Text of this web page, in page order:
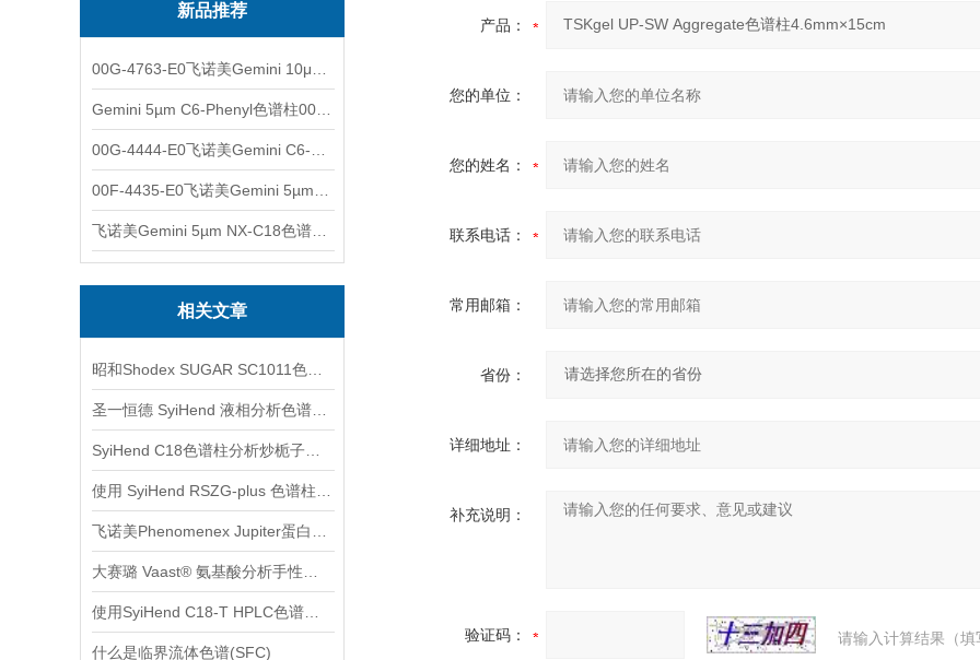
新品推荐
相关文章
什么是临界流体色谱(SFC)
产品：
您的单位：
您的姓名：
联系电话：
常用邮箱：
省份：
详细地址：
补充说明：
验证码： 请输入计算结果（